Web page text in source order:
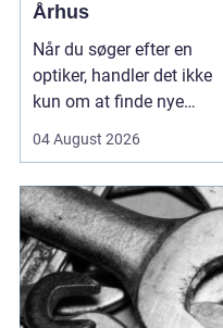
Århus
Når du søger efter en
optiker, handler det ikke
kun om at finde nye
men om at få faglig
synsprøver og produkter,
der passer til din
hverdag. I hjertet af byen
find...
04 August 2026